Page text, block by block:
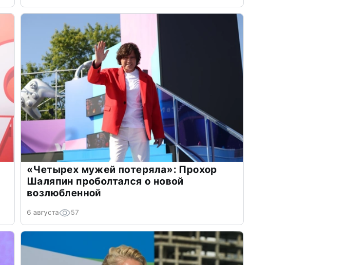
«Четырех мужей потеряла»: Прохор
Шаляпин проболтался о новой
возлюбленной
6 августа 57